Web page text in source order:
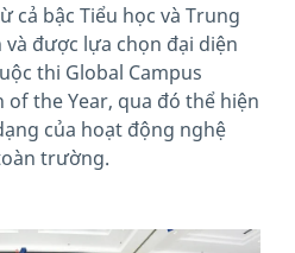
cả bậc Tiểu học và Trung
được lựa chọn đại diện
thi Global Campus
the Year, qua đó thể hiện
của hoạt động nghệ
trường.